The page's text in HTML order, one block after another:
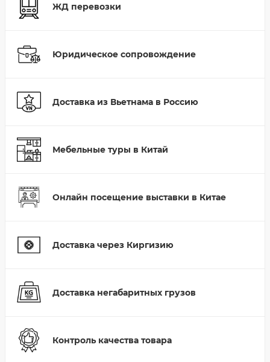
ЖД перевозки
Юридическое сопровождение
Доставка из Вьетнама в Россию
Мебельные туры в Китай
Онлайн посещение выставки в Китае
Доставка через Киргизию
Доставка негабаритных грузов
Контроль качества товара